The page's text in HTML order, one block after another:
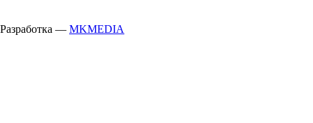
Разработка — MKMEDIA